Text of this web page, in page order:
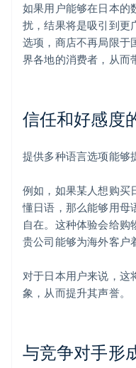
如果用户能够在日本的
扰，结果将是吸引到更
选项，商店不再局限于
界各地的消费者，从而
信任和好感度
提供多种语言选项能够
例如，如果某人想购买
懂日语，那么能够用母
自在。这种体验会给购
贵公司能够为海外客户
对于日本用户来说，这
象，从而提升其声誉。
与竞争对手形